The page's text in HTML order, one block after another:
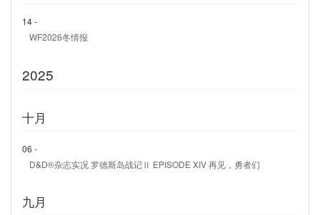
14 -
WF2026冬情报
2025
十月
06 -
D&D®杂志实况 罗德斯岛战记Ⅱ EPISODE XIV 再见，勇者们
九月